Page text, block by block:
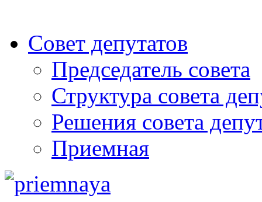
Совет депутатов
Председатель совета
Структура совета
Решения совета
Приемная